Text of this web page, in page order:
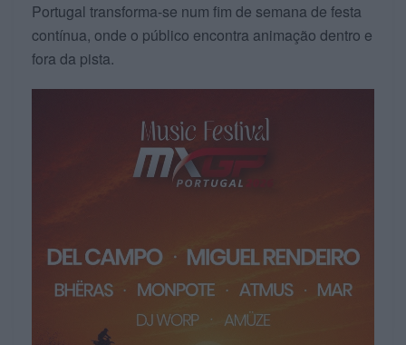
Portugal transforma-se num fim de semana de festa
contínua, onde o público encontra animação dentro e
fora da pista.